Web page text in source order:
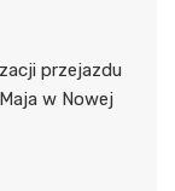
przejazdu
w Nowej